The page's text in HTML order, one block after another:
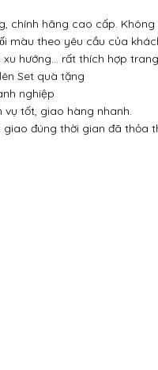
chính hãng cao cấp.
màu theo yêu cầu của
hướng… rất thích hợp
Set quà tặng
nghiệp
tốt, giao hàng nhanh.
đúng thời gian đã thỏa